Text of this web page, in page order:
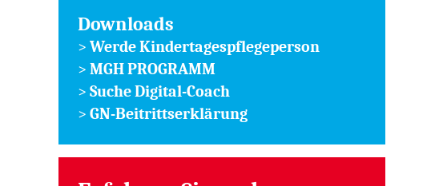
Downloads
> Werde Kindertagespflegeperson
> MGH PROGRAMM
> Suche Digital-Coach
> GN-Beitrittserklärung